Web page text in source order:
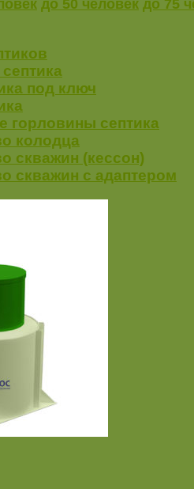
до 50 человек до 75
под ключ
горловины септика
колодца
скважин (кессон)
скважин с адаптером